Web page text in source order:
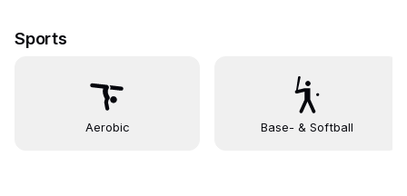
Sports
Aerobic Base- & Softball